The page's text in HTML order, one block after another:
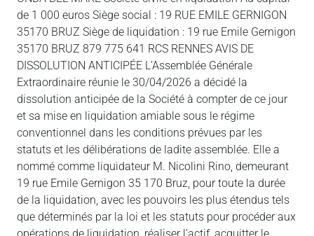
de 1 000 euros Siège social : 19 RUE EMILE GERNIGON
35170 BRUZ Siège de liquidation : 19 rue Emile Gernigon
35170 BRUZ 879 775 641 RCS RENNES AVIS DE
DISSOLUTION ANTICIPÉE L’Assemblée Générale
Extraordinaire réunie le 30/04/2026 a décidé la
dissolution anticipée de la Société à compter de ce jour
et sa mise en liquidation amiable sous le régime
conventionnel dans les conditions prévues par les
statuts et les délibérations de ladite assemblée. Elle a
nommé comme liquidateur M. Nicolini Rino, demeurant
19 rue Emile Gernigon 35 170 Bruz, pour toute la durée
de la liquidation, avec les pouvoirs les plus étendus tels
que déterminés par la loi et les statuts pour procéder aux